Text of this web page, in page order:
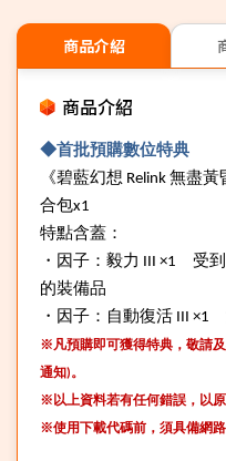
商品介紹
商品介紹
◆首批預購數位特典
《碧藍幻想 Relink 無盡黃
合包x1
特點含蓋：
・因子：毅力 III ×1 受到
的裝備品
・因子：自動復活 III ×1
※凡預購即可獲得特典，敬請
通知)。
※以上資料若有任何錯誤，以
※使用下載代碼前，須具備網